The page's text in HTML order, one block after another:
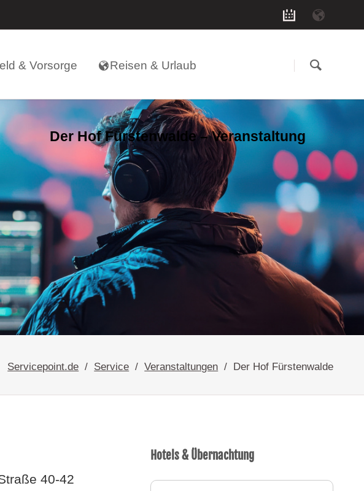
& Vorsorge Reisen & Urlaub
Der Hof Fürstenwalde – Veranstaltung
Servicepoint.de Service Veranstaltungen Der Hof Fürstenwalde
40-42
Hotels & Übernachtung